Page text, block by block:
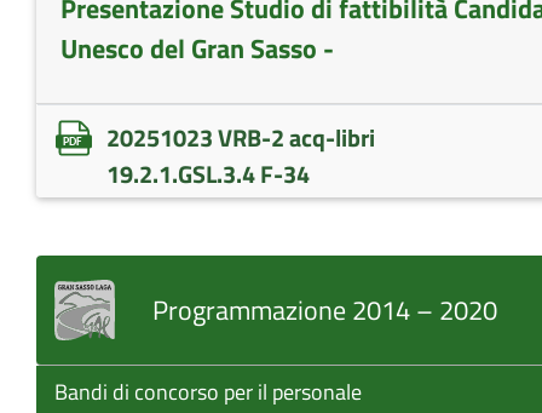
Presentazione Studio di fattibilità
Unesco del Gran Sasso -
20251023 VRB-2 acq-libri
19.2.1.GSL.3.4 F-34
Programmazione 2014 – 2020
Bandi di concorso per il personale